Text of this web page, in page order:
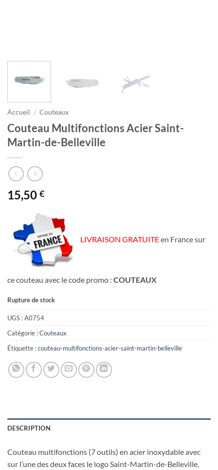
Accueil / Couteaux
Couteau Multifonctions Acier Saint-
Martin-de-Belleville
15,50 €
LIVRAISON GRATUITEen France sur
ce couteau avec le code promo : COUTEAUX
Rupture de stock
UGS :A0754
Catégorie :Couteaux
Étiquette :couteau-multifonctions-acier-saint-martin-belleville
DESCRIPTION
Couteau multifonctions (7 outils) en acier inoxydable avec
sur l’une des deux faces le logo Saint-Martin-de-Belleville.